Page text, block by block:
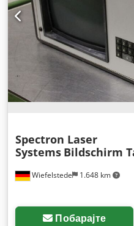
Wiefelstede 1.648 km
Spectron Laser
Systems Bildschirm
Побарајте